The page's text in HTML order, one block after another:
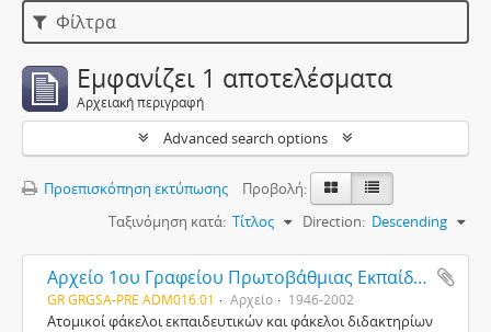
Φίλτρα
Εμφανίζει 1 αποτελέσματα
Αρχειακή περιγραφή
Advanced search options
Προεπισκόπηση εκτύπωσης
Προβολή:
Ταξινόμηση κατά: Τίτλος Direction: Descending
Αρχείο 1ου Γραφείου Πρωτοβάθμιας Εκπαίδευσης Πρέβεζας
GR GRGSA-PRE ADM016.01 Αρχείο 1946-2002
Ατομικοί φάκελοι εκπαιδευτικών και φάκελοι διδακτηρίων